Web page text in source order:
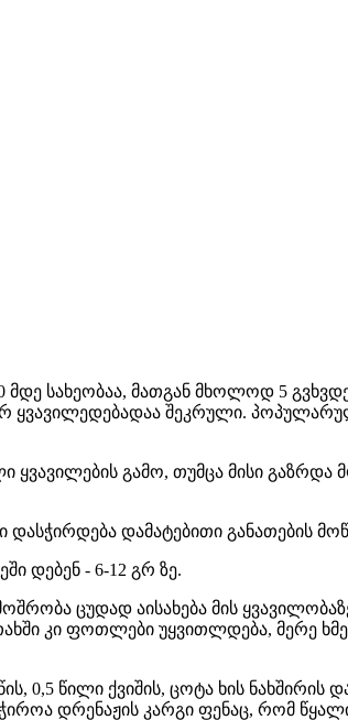
სახეობაა, მათგან მხოლოდ 5
ყვავილედებადაა შეკრული.
გამო, თუმცა მისი გაზრდა
დამატებითი განათების
დებენ - 6-12 გრ ზე.
ცუდად აისახება მის
კი ფოთლები უყვითლდება, მერე
წილი ქვიშის, ცოტა ხის ნახშირის და
დრენაჟის კარგი ფენაც, რომ